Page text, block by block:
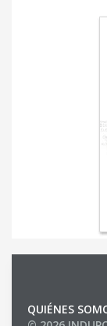
QUIÉNES